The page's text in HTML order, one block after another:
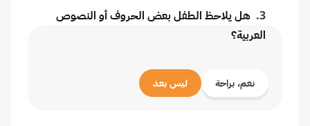
3
. هل يلاحظ الطفل بعض الحروف أو النصوص
العربية؟
نعم، براحة ليس بعد